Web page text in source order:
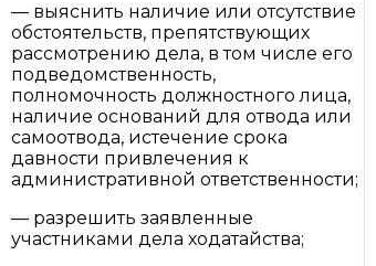
— выяснить наличие или отсутствие
обстоятельств, препятствующих
рассмотрению дела, в том числе его
подведомственность,
полномочность должностного лица,
наличие оснований для отвода или
самоотвода, истечение срока
давности привлечения к
административной ответственности;
— разрешить заявленные
участниками дела ходатайства;